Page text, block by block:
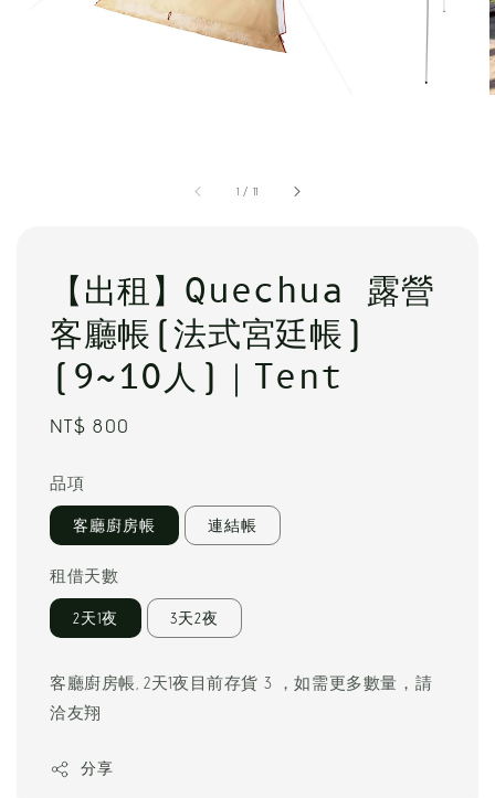
1 / 11
【出租】Quechua 露營
客廳帳(法式宮廷帳)
(9~10人)｜Tent
Regular
NT$ 800
品項
客廳廚房帳 連結帳
租借天數
2天1夜 3天2夜
客廳廚房帳, 2天1夜目前存貨 3 ，如需更多數量，請
洽友翔
分享